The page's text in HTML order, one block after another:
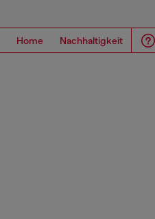
Home Nachhaltigkeit